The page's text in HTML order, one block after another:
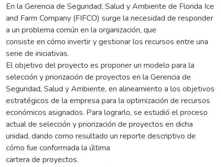
En la Gerencia de Seguridad, Salud y Ambiente de Florida Ice
and Farm Company (FIFCO) surge la necesidad de responder
a un problema común en la organización, que
consiste en cómo invertir y gestionar los recursos entre una
serie de iniciativas.
El objetivo del proyecto es proponer un modelo para la
selección y priorización de proyectos en la Gerencia de
Seguridad, Salud y Ambiente, en alineamiento a los objetivos
estratégicos de la empresa para la optimización de recursos
económicos asignados. Para lograrlo, se estudió el proceso
actual de selección y priorización de proyectos en dicha
unidad, dando como resultado un reporte descriptivo de
cómo fue conformada la última
cartera de proyectos.